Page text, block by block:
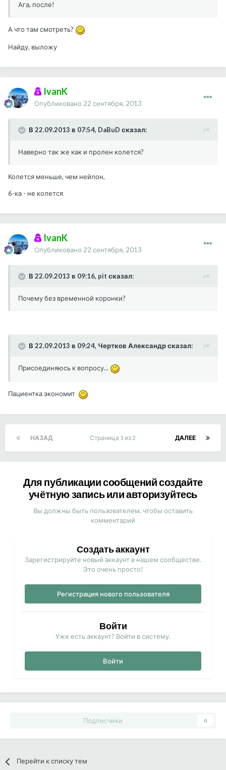
Ага, после!
А что там смотреть?
Найду, выложу
IvanK
Опубликовано 22 сентября, 2013
В 22.09.2013 в 07:54, DaBuD сказал:
Наверно так же как и пролен колется?
Колется меньше, чем нейлон,
6-ка - не колется
IvanK
Опубликовано 22 сентября, 2013
В 22.09.2013 в 09:16, pit сказал:
Почему без временной коронки?
В 22.09.2013 в 09:24, Чертков Александр сказал:
Присоединяюсь к вопросу...
Пациентка экономит
НАЗАД ДАЛЕЕ
Страница 1 из 2
Для публикации сообщений создайте
учётную запись или авторизуйтесь
Вы должны быть пользователем, чтобы оставить
комментарий
Создать аккаунт
Зарегистрируйте новый аккаунт в нашем сообществе.
Это очень просто!
Регистрация нового пользователя
Войти
Уже есть аккаунт? Войти в систему.
Войти
Подписчики 0
Перейти к списку тем